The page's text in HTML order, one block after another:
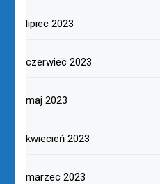
lipiec 2023
czerwiec 2023
maj 2023
kwiecień 2023
marzec 2023